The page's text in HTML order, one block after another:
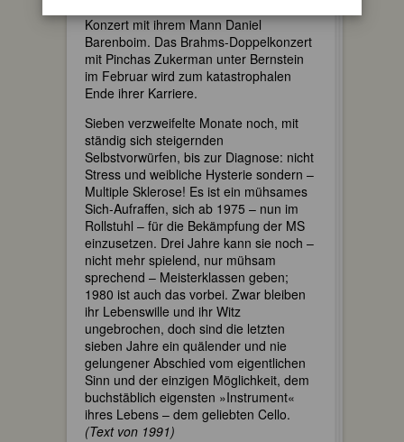
Konzert mit ihrem Mann Daniel
Barenboim. Das Brahms-Doppelkonzert
mit Pinchas Zukerman unter Bernstein
im Februar wird zum katastrophalen
Ende ihrer Karriere.
Sieben verzweifelte Monate noch, mit
ständig sich steigernden
Selbstvorwürfen, bis zur Diagnose: nicht
Stress und weibliche Hysterie sondern –
Multiple Sklerose! Es ist ein mühsames
Sich-Aufraffen, sich ab 1975 – nun im
Rollstuhl – für die Bekämpfung der MS
einzusetzen. Drei Jahre kann sie noch –
nicht mehr spielend, nur mühsam
sprechend – Meisterklassen geben;
1980 ist auch das vorbei. Zwar bleiben
ihr Lebenswille und ihr Witz
ungebrochen, doch sind die letzten
sieben Jahre ein quälender und nie
gelungener Abschied vom eigentlichen
Sinn und der einzigen Möglichkeit, dem
buchstäblich eigensten »Instrument«
ihres Lebens – dem geliebten Cello.
(Text von 1991)